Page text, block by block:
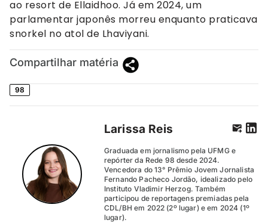
ao resort de Ellaidhoo. Já em 2024, um
parlamentar japonês morreu enquanto praticava
snorkel no atol de Lhaviyani.
Compartilhar matéria
98
Larissa Reis
Graduada em jornalismo pela UFMG e
repórter da Rede 98 desde 2024.
Vencedora do 13° Prêmio Jovem Jornalista
Fernando Pacheco Jordão, idealizado pelo
Instituto Vladimir Herzog. Também
participou de reportagens premiadas pela
CDL/BH em 2022 (2º lugar) e em 2024 (1º
lugar).